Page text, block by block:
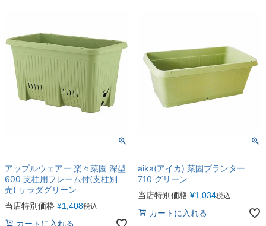
アップルウェアー 楽々菜園 深型
600 支柱用フレーム付(支柱別
売) サラダグリーン
当店特別価格 ¥1,408税込
カートに入れる
aika(アイカ) 菜園プランター
710 グリーン
当店特別価格 ¥1,034税込
カートに入れる